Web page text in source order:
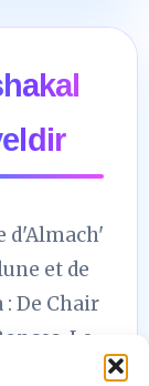
d'Almach'
et de
: De Chair
Le
automne